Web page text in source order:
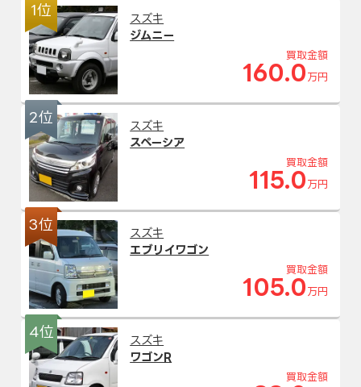
1位
スズキ
ジムニー
買取金額
160.0 万円
2位
スズキ
スペーシア
買取金額
115.0 万円
3位
スズキ
エブリイワゴン
買取金額
105.0 万円
4位
スズキ
ワゴンR
買取金額